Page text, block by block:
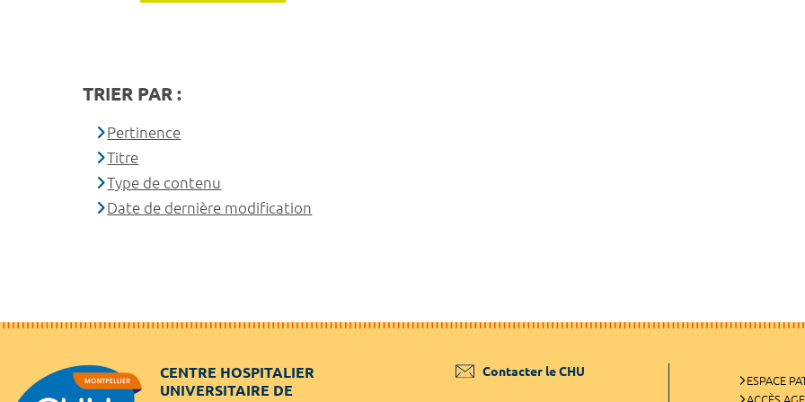
TRIER PAR :
Pertinence
Titre
Type de contenu
Date de dernière modification
CENTRE HOSPITALIER
UNIVERSITAIRE DE
Contacter le CHU
ESPACE
ACCÈS